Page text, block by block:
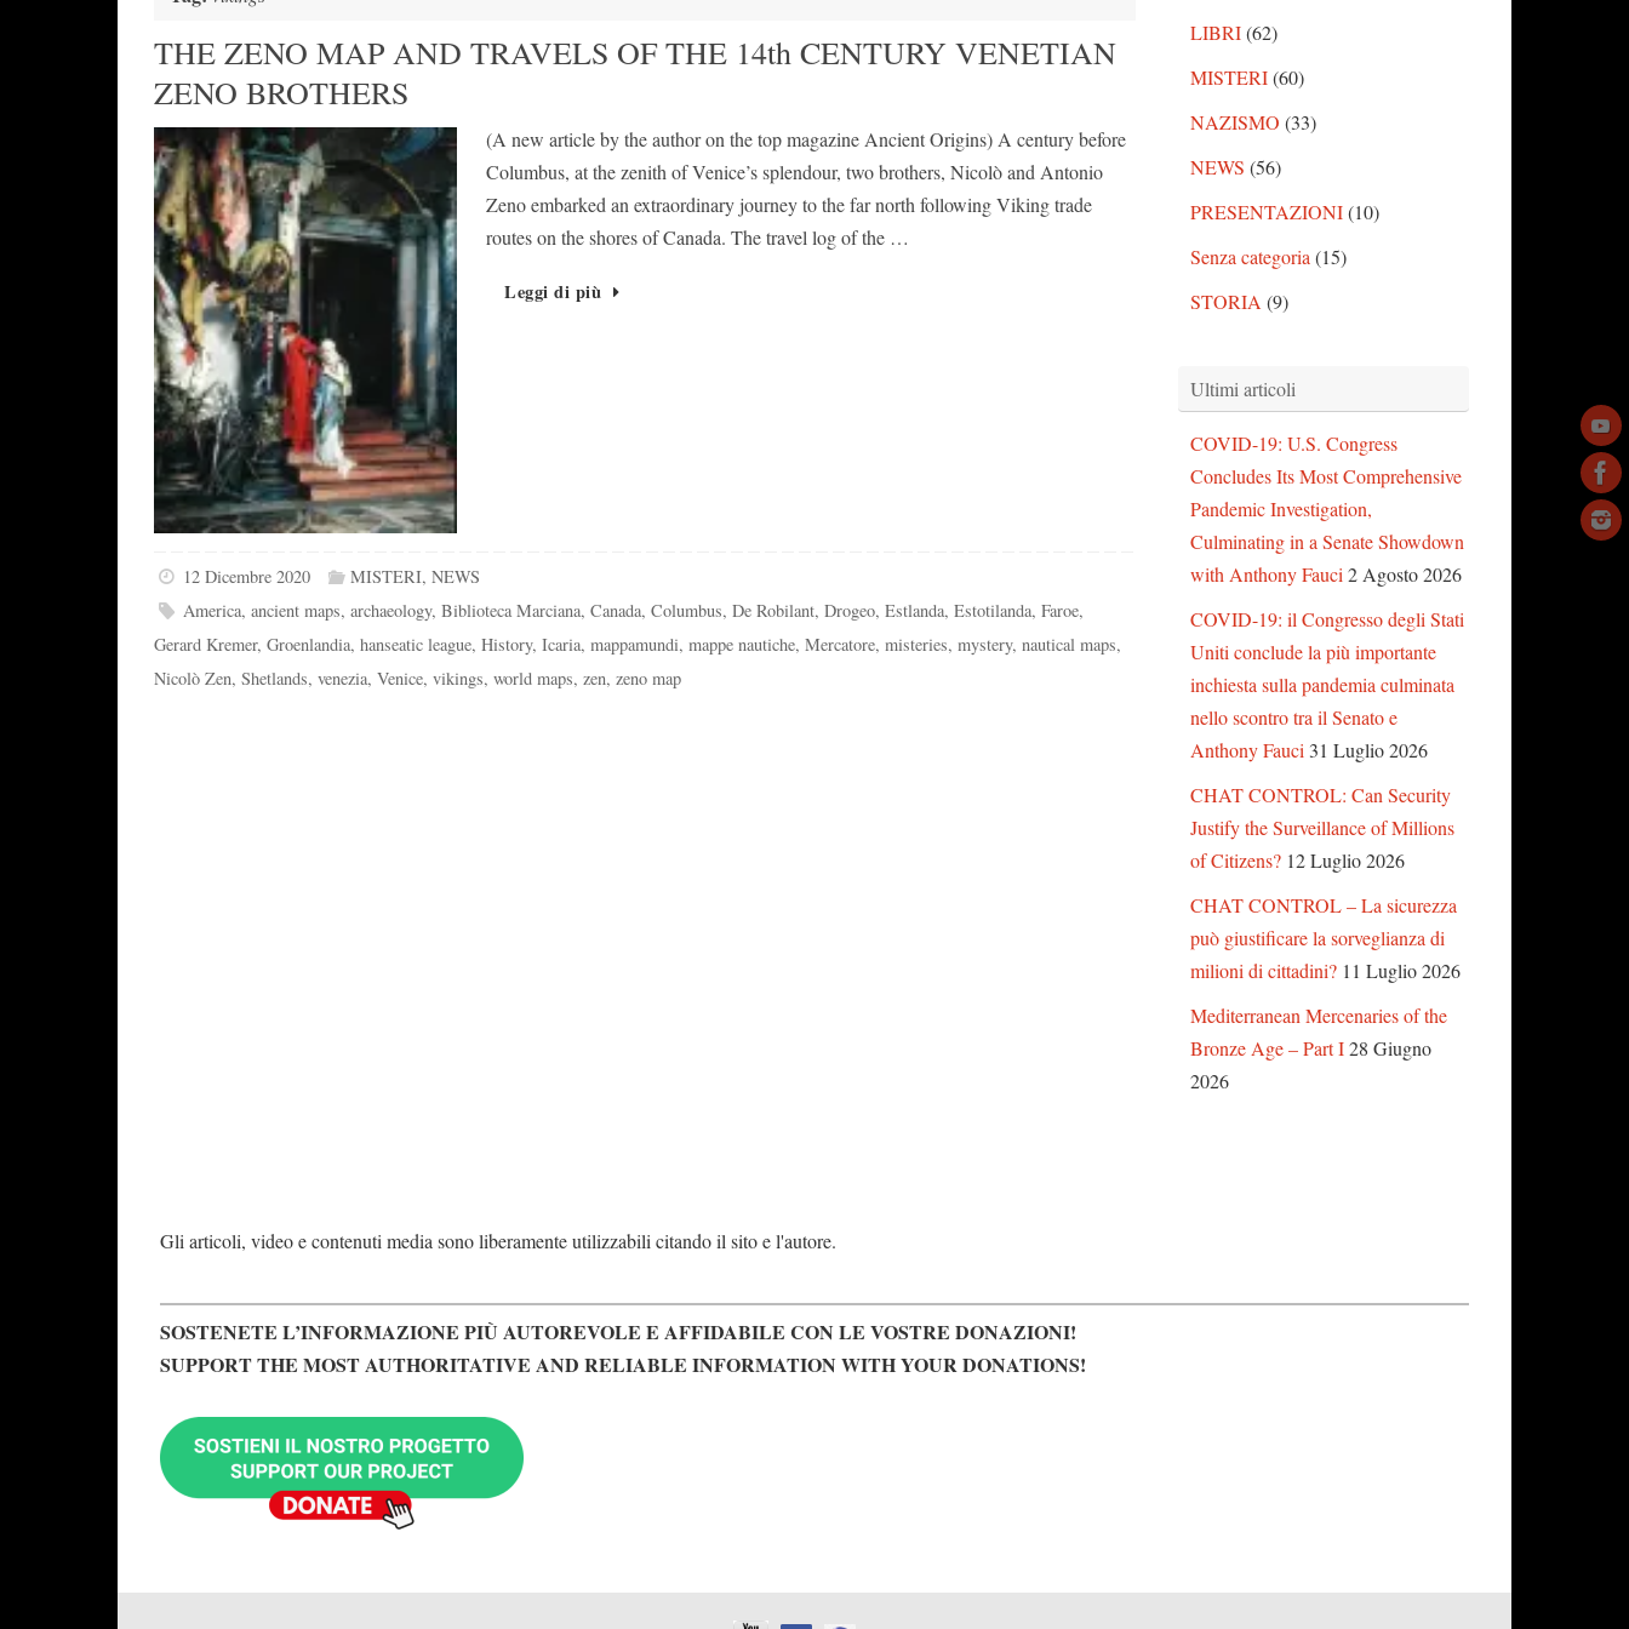
THE ZENO MAP AND TRAVELS OF THE 14th CENTURY VENETIAN
ZENO BROTHERS
(A new article by the author on the top magazine Ancient Origins) A century before
Columbus, at the zenith of Venice’s splendour, two brothers, Nicolò and Antonio
Zeno embarked an extraordinary journey to the far north following Viking trade
routes on the shores of Canada. The travel log of the …
Leggi di più
12 Dicembre 2020 MISTERI, NEWS
America,ancient maps,archaeology,Biblioteca Marciana,Canada,Columbus,De Robilant,Drogeo,Estlanda,Estotilanda,Faroe,
Gerard Kremer, Groenlandia, hanseatic league, History, Icaria, mappamundi, mappe nautiche, Mercatore, misteries, mystery, nautical maps,
Nicolò Zen, Shetlands, venezia, Venice, vikings, world maps, zen, zeno map
LIBRI(62)
MISTERI(60)
NAZISMO (33)
NEWS (56)
PRESENTAZIONI(10)
Senza categoria (15)
STORIA (9)
Ultimi articoli
COVID-19: U.S. Congress
Concludes Its Most Comprehensive
Pandemic Investigation,
Culminating in a Senate Showdown
with Anthony Fauci 2 Agosto 2026
COVID-19: il Congresso degli Stati
Uniti conclude la più importante
inchiesta sulla pandemia culminata
nello scontro tra il Senato e
Anthony Fauci 31 Luglio 2026
CHAT CONTROL: Can Security
Justify the Surveillance of Millions
of Citizens? 12 Luglio 2026
CHAT CONTROL – La sicurezza
può giustificare la sorveglianza di
milioni di cittadini? 11 Luglio 2026
Mediterranean Mercenaries of the
Bronze Age – Part I28 Giugno
2026
Gli articoli, video e contenuti media sono liberamente utilizzabili citando il sito e l'autore.
SOSTENETE L’INFORMAZIONE PIÙ AUTOREVOLE E AFFIDABILE CON LE VOSTRE DONAZIONI!
SUPPORT THE MOST AUTHORITATIVE AND RELIABLE INFORMATION WITH YOUR DONATIONS!